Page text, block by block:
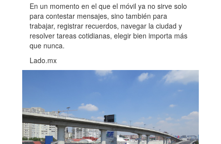
En un momento en el que el móvil ya no sirve solo
para contestar mensajes, sino también para
trabajar, registrar recuerdos, navegar la ciudad y
resolver tareas cotidianas, elegir bien importa más
que nunca.
Lado.mx